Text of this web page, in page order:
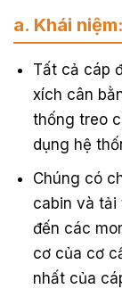
a. Khái niệm:
Tất cả cáp
xích cân
thống treo
dụng hệ
Chúng có
cabin và tải
đến các
cơ của cơ
nhất của